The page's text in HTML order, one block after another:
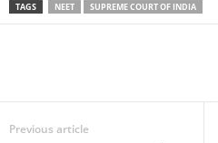
TAGS NEET SUPREME COURT OF INDIA
Previous article